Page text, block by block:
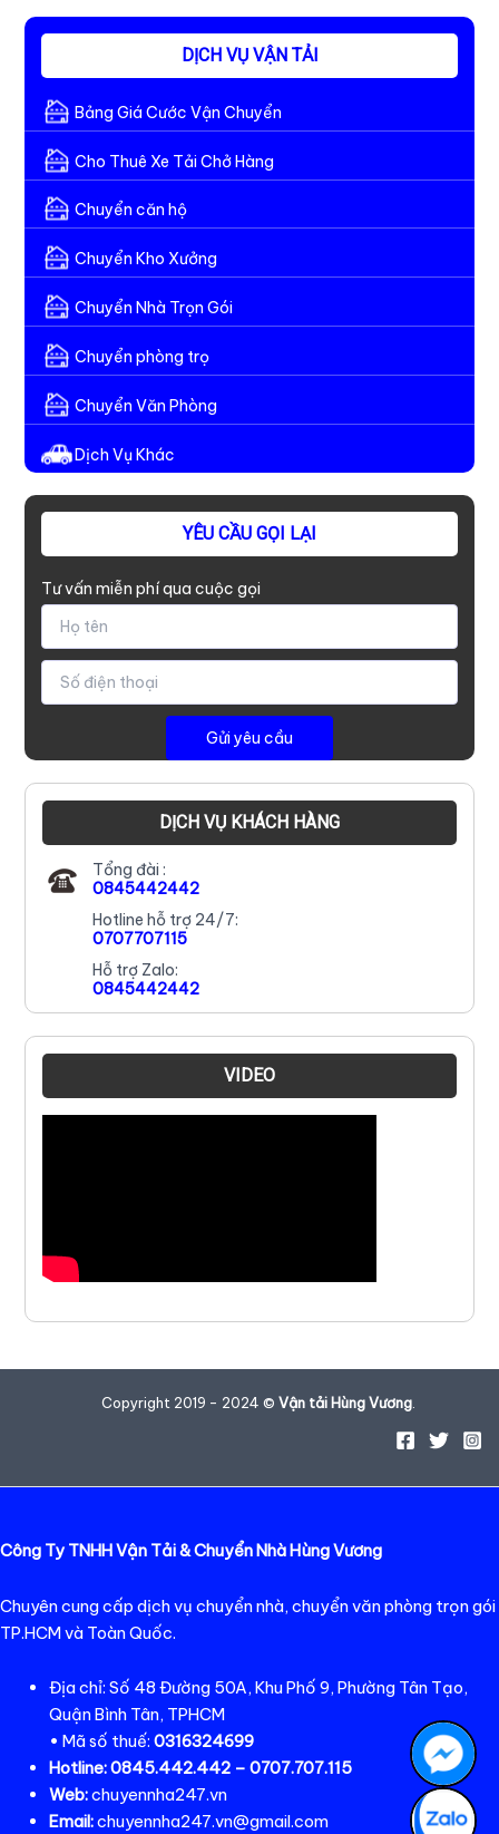
DỊCH VỤ VẬN TẢI
Bảng Giá Cước Vận Chuyển
Cho Thuê Xe Tải Chở Hàng
Chuyển căn hộ
Chuyển Kho Xưởng
Chuyển Nhà Trọn Gói
Chuyển phòng trọ
Chuyển Văn Phòng
Dịch Vụ Khác
YÊU CẦU GỌI LẠI
Tư vấn miễn phí qua cuộc gọi
DỊCH VỤ KHÁCH HÀNG
Tổng đài :
0845442442
Hotline hỗ trợ 24/7:
0707707115
Hỗ trợ Zalo:
0845442442
VIDEO
Copyright 2019 - 2024 © Vận tải Hùng Vương.
Công Ty TNHH Vận Tải & Chuyển Nhà Hùng Vương
Chuyên cung cấp dịch vụ chuyển nhà, chuyển văn phòng trọn gói
TP.HCM và Toàn Quốc.
Địa chỉ: Số 48 Đường 50A, Khu Phố 9, Phường Tân Tạo,
Quận Bình Tân, TPHCM
• Mã số thuế: 0316324699
Hotline:0845.442.442 – 0707.707.115
Web:chuyennha247.vn
Email:chuyennha247.vn@gmail.com